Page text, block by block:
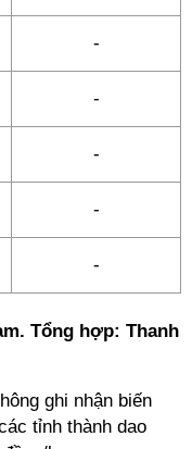
-
-
-
-
-
Tổng hợp: Thanh
ghi nhận biến
tỉnh thành dao